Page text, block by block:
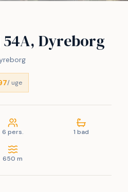
Dyreborg
/ uge
6 pers. 1 bad
650 m